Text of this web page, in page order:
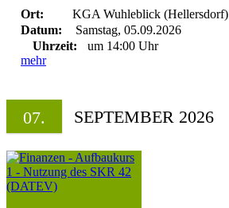
Ort:
KGA Wuhleblick (Hellersdorf)
Datum:
Samstag, 05.09.2026
Uhrzeit:
um 14:00 Uhr
mehr
07. SEPTEMBER 2026